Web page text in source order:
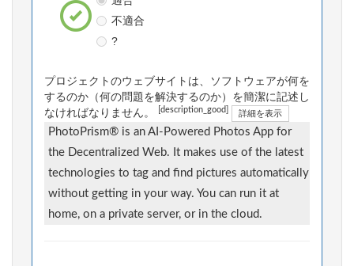
不適合
?
プロジェクトのウェブサイトは、ソフトウェアが何を
するのか（何の問題を解決するのか）を簡潔に記述し
なければなりません。
[description_good] 詳細を表示
PhotoPrism® is an AI-Powered Photos App for
the Decentralized Web. It makes use of the latest
technologies to tag and find pictures automatically
without getting in your way. You can run it at
home, on a private server, or in the cloud.